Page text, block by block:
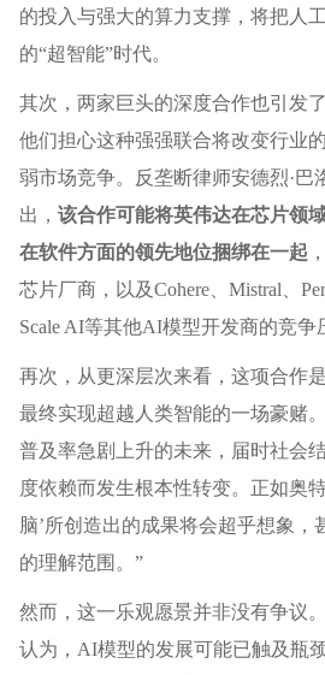
的投入与强大的算力支撑，将把人
的“超智能”时代。
其次，两家巨头的深度合作也引发
他们担心这种强强联合将改变行业
弱市场竞争。反垄断律师安德烈·巴
出， 该合作可能将英伟达在芯片领
在软件方面的领先地位捆绑在一起
芯片厂商，以及Cohere、Mistral、
Scale AI等其他AI模型开发商的竞争
再次，从更深层次来看，这项合作
最终实现超越人类智能的一场豪赌
普及率急剧上升的未来，届时社会
度依赖而发生根本性转变。正如奥
脑’所创造出的成果将会超乎想象，
的理解范围。”
然而，这一乐观愿景并非没有争议
认为，AI模型的发展可能已触及瓶